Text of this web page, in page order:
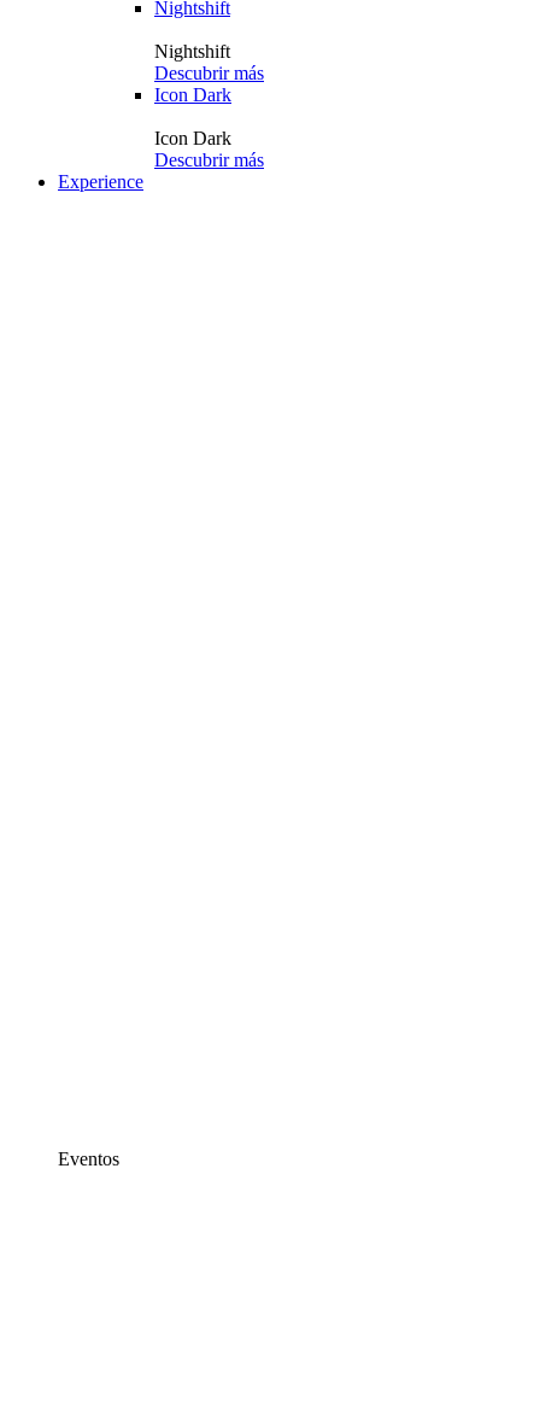
Nightshift
Nightshift
Descubrir más
Icon Dark
Icon Dark
Descubrir más
Experience
Eventos